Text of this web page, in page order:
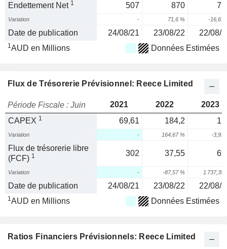
Endettement Net 1 507 870
Variation - 71,6 % -16,67
Date de publication 24/08/21 23/08/22 22/08/
1AUD en Millions Données Estimées
Flux de Trésorerie Prévisionnel: Reece Limited
Période Fiscale : Juin 2021 2022
2023
CAPEX 1 69,61 184,2
Variation - 164,67 % -3,93
Flux de trésorerie libre
(FCF) 1 302 37,55
Variation - -87,57 % 1 737,35
Date de publication 24/08/21 23/08/22 22/08/
1AUD en Millions Données Estimées
Ratios Financiers Prévisionnels: Reece Limited